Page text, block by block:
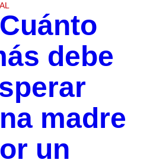
debe
madre
un